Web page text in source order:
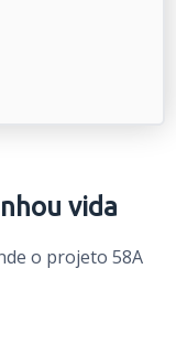
vida
o projeto 58A